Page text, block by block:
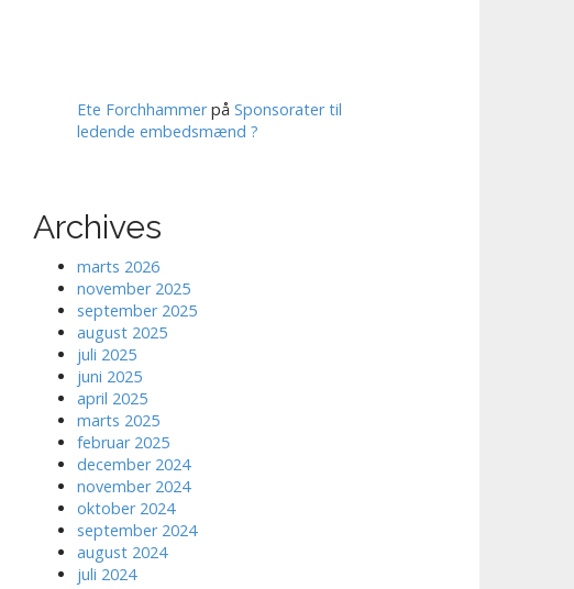
Ete ForchhammerpåSponsorater til
ledende embedsmænd ?
Archives
marts 2026
november 2025
september 2025
august 2025
juli 2025
juni 2025
april 2025
marts 2025
februar 2025
december 2024
november 2024
oktober 2024
september 2024
august 2024
juli 2024